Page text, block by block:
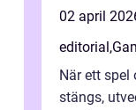
02 april
editorial,
När ett spel
stängs,